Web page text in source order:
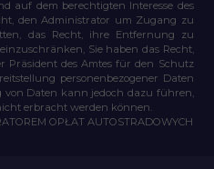
auf dem berechtigten Interesse des
den Administrator um Zugang zu
das Recht, ihre Entfernung zu
Sie haben das Recht,
Präsident des Amtes für den Schutz
personenbezogener Daten
Daten kann jedoch dazu führen,
erbracht werden können.
OPŁAT AUTOSTRADOWYCH